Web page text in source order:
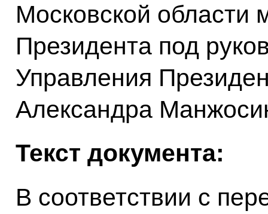
Московской области
Президента под
Управления
Александра
Текст документа:
В соответствии с